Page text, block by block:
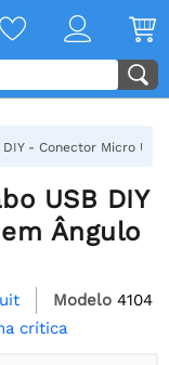
- Conector Micro
USB DIY
Ângulo
Modelo 4104
crítica